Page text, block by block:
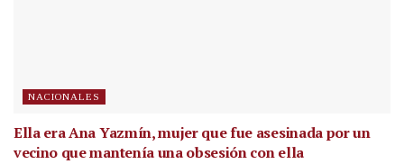
NACIONALES
Ella era Ana Yazmín, mujer que fue asesinada por un
vecino que mantenía una obsesión con ella